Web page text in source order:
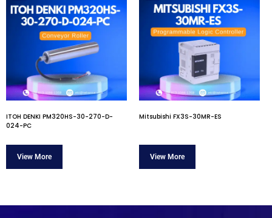
ITOH DENKI PM320HS-30-270-D-
024-PC
Mitsubishi FX3S-30MR-ES